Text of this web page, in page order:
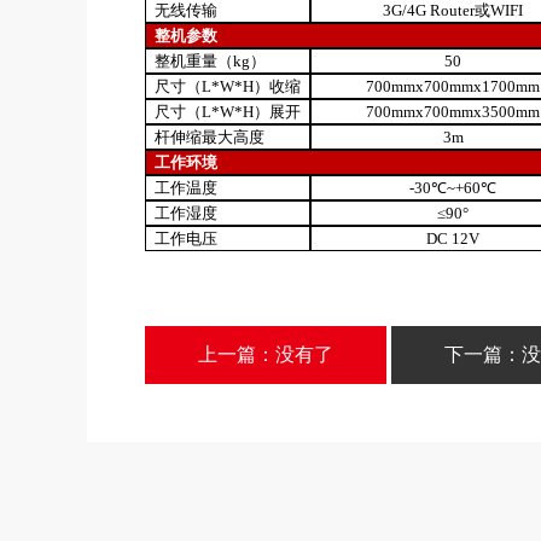
无线传输
3G/4G Router或WIFI
整机参数
整机重量（kg）
50
尺寸（L*W*H）收缩
700mmx700mmx1700mm
尺寸（L*W*H）展开
700mmx700mmx3500mm
杆伸缩最大高度
3m
工作环境
工作温度
-30℃~+60℃
工作湿度
≤90°
工作电压
DC 12V
上一篇：没有了 下一篇：